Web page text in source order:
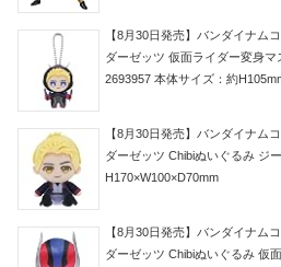
【8月30日発売】バンダイナム
ダーゼッツ 仮面ライダー変身
2693957 本体サイズ：約
【8月30日発売】バンダイナム
ダーゼッツ Chibiぬいぐるみ ジ
H170×W100×D70mm
【8月30日発売】バンダイナム
ダーゼッツ Chibiぬいぐるみ 仮